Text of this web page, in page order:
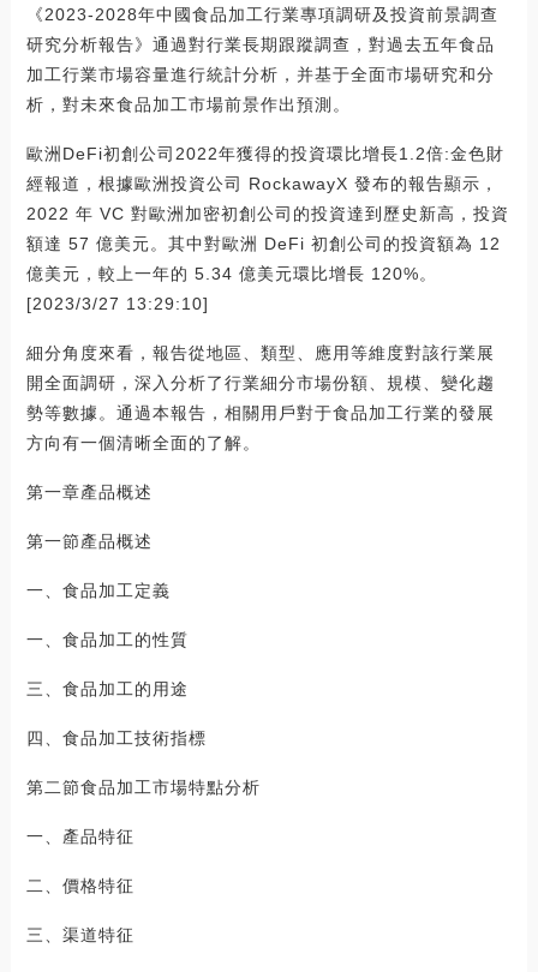
《2023-2028年中國食品加工行業專項調研及投資前景調查
研究分析報告》通過對行業長期跟蹤調查，對過去五年食品
加工行業市場容量進行統計分析，并基于全面市場研究和分
析，對未來食品加工市場前景作出預測。
歐洲DeFi初創公司2022年獲得的投資環比增長1.2倍:金色財
經報道，根據歐洲投資公司 RockawayX 發布的報告顯示，
2022 年 VC 對歐洲加密初創公司的投資達到歷史新高，投資
額達 57 億美元。其中對歐洲 DeFi 初創公司的投資額為 12
億美元，較上一年的 5.34 億美元環比增長 120%。
[2023/3/27 13:29:10]
細分角度來看，報告從地區、類型、應用等維度對該行業展
開全面調研，深入分析了行業細分市場份額、規模、變化趨
勢等數據。通過本報告，相關用戶對于食品加工行業的發展
方向有一個清晰全面的了解。
第一章產品概述
第一節產品概述
一、食品加工定義
一、食品加工的性質
三、食品加工的用途
四、食品加工技術指標
第二節食品加工市場特點分析
一、產品特征
二、價格特征
三、渠道特征